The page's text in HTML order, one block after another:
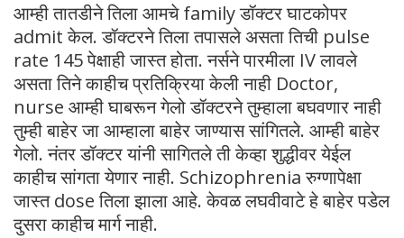
आम्ही तातडीने तिला आमचे family डॉक्टर घाटकोपर
admit केल. डॉक्टरने तिला तपासले असता तिची pulse
rate 145 पेक्षाही जास्त होता. नर्सने पारमीला IV लावले
असता तिने काहीच प्रतिक्रिया केली नाही Doctor,
nurse आम्ही घाबरून गेलो डॉक्टरने तुम्हाला बघवणार नाही
तुम्ही बाहेर जा आम्हाला बाहेर जाण्यास सांगितले. आम्ही बाहेर
गेलो. नंतर डॉक्टर यांनी सागितले ती केव्हा शुद्धीवर येईल
काहीच सांगता येणार नाही. Schizophrenia रुग्णापेक्षा
जास्त dose तिला झाला आहे. केवळ लघवीवाटे हे बाहेर पडेल
दुसरा काहीच मार्ग नाही.